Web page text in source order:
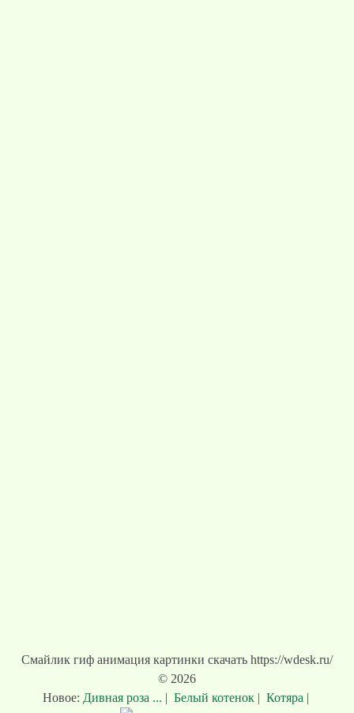
Смайлик гиф анимация картинки скачать https://wdesk.ru/
© 2026
Новое: Дивная роза ... | Белый котенок | Котяра |